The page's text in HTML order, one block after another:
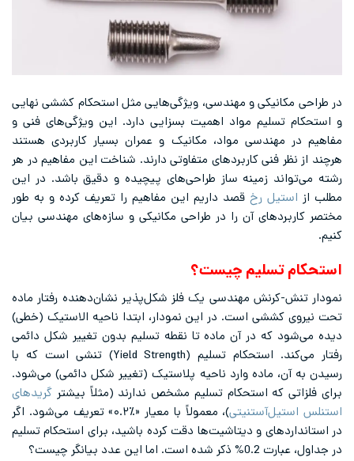
در طراحی‌ مکانیکی و مهندسی، ویژگی‌هایی مثل استحکام کششی نهایی
و استحکام تسلیم مواد اهمیت بسزایی دارد. این ویژگی‌های فنی و
مفاهیم در مهندسی مواد، مکانیک و عمران بسیار کاربردی هستند
هرچند از نظر فنی کاربردهای متفاوتی دارند. شناخت این مفاهیم در هر
رشته می‌تواند زمینه ساز طراحی‌های پیچیده و دقیق باشد. در این
مطلب از استیل رخ قصد داریم این مفاهیم را تعریف کرده و به طور
مختصر کاربردهای آن را در طراحی مکانیکی و سازه‌های مهندسی بیان
کنیم.
استحکام تسلیم چیست؟
نمودار تنش-کرنش مهندسی یک فلز شکل‌پذیر نشان‌دهنده رفتار ماده
تحت نیروی کششی است. در این نمودار، ابتدا ناحیه الاستیک (خطی)
دیده می‌شود که در آن ماده تا نقطه تسلیم بدون تغییر شکل دائمی
رفتار می‌کند. استحکام تسلیم (Yield Strength) تنشی است که با
رسیدن به آن، ماده وارد ناحیه پلاستیک (تغییر شکل دائمی) می‌شود.
برای فلزاتی که استحکام تسلیم مشخص ندارند (مثلاً بیشتر گریدهای
استنلس استیل‌آستنیتی
)، معمولاً با معیار «‏۰.۲٪» تعریف می‌شود. اگر
در استانداردهای و دیتاشیت‌ها دقت کرده باشید، برای استحکام تسلیم
در جداول، عبارت 0.2% ذکر شده است. اما این عدد بیانگر چیست؟